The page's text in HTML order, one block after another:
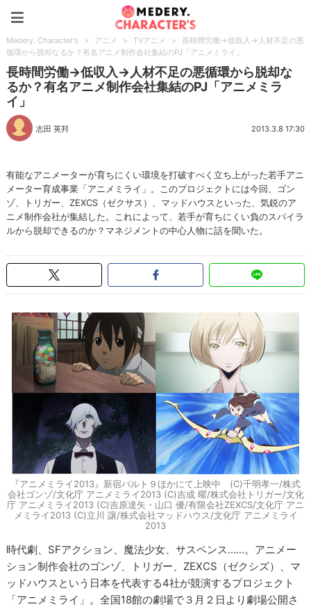
Medery. Character's > アニメ > TVアニメ >
長時間労働→低収入→人材不足の悪
循環から脱却なるか？有名アニメ制作会社集結のPJ「アニメミライ」
長時間労働→低収入→人材不足の悪循環から脱却な
るか？有名アニメ制作会社集結のPJ「アニメミラ
イ」
志田 英邦 2013.3.8 17:30
有能なアニメーターが育ちにくい環境を打破すべく立ち上がった若手アニ
メーター育成事業「アニメミライ」。このプロジェクトには今回、ゴン
ゾ、トリガー、ZEXCS（ゼクサス）、マッドハウスといった、気鋭のア
ニメ制作会社が集結した。これによって、若手が育ちにくい負のスパイラ
ルから脱却できるのか？マネジメントの中心人物に話を聞いた。
『アニメミライ2013』新宿バルト９ほかにて上映中 (C)千明孝一/株式
会社ゴンゾ/文化庁 アニメミライ2013 (C)吉成 曜/株式会社トリガー/文化
庁 アニメミライ2013 (C)吉原達矢・山口 優/有限会社ZEXCS/文化庁 アニ
メミライ2013 (C)立川 譲/株式会社マッドハウス/文化庁 アニメミライ
2013
時代劇、SFアクション、魔法少女、サスペンス……。アニメー
ション制作会社のゴンゾ、トリガー、ZEXCS（ゼクシズ）、マ
ッドハウスという日本を代表する4社が競演するプロジェクト
「アニメミライ」。全国18館の劇場で３月２日より劇場公開さ